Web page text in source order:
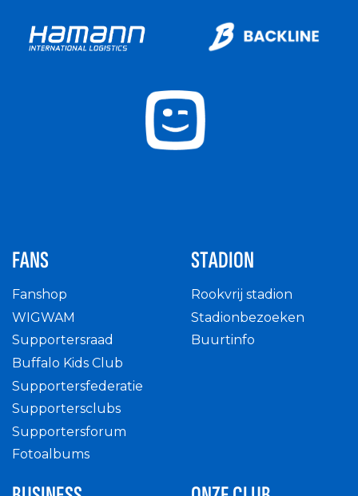
FANS
Fanshop
WIGWAM
Supportersraad
Buffalo Kids Club
Supportersfederatie
Supportersclubs
Supportersforum
Fotoalbums
STADION
Rookvrij stadion
Stadionbezoeken
Buurtinfo